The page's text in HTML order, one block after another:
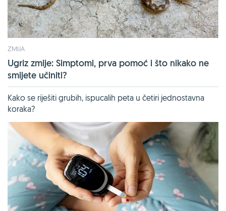
ZMIJA
Ugriz zmije: Simptomi, prva pomoć i što nikako ne
smijete učiniti?
Kako se riješiti grubih, ispucalih peta u četiri jednostavna
koraka?